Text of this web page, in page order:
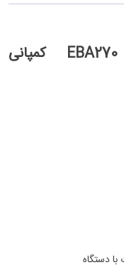
سرفیوژ آزمایشگاهی مدل EBA270 کمپانی
دستگاه